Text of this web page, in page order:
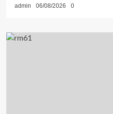
admin 06/08/2026 0